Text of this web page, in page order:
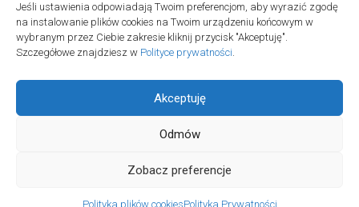
Jeśli ustawienia odpowiadają Twoim preferencjom, aby wyrazić zgodę
na instalowanie plików cookies na Twoim urządzeniu końcowym w
wybranym przez Ciebie zakresie kliknij przycisk "Akceptuję".
Szczegółowe znajdziesz w Polityce prywatności.
Akceptuję
Odmów
Zobacz preferencje
Polityka plików cookiesPolityka Prywatności
Społeczność Edukacyjna © 2026. All Rights Reserved.